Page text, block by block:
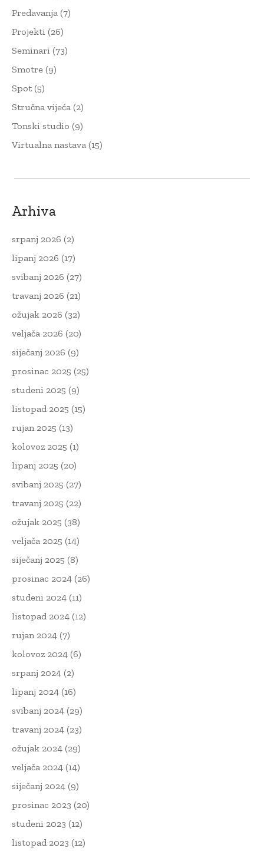
Predavanja (7)
Projekti (26)
Seminari (73)
Smotre (9)
Spot(5)
Stručna vijeća (2)
Tonski studio (9)
Virtualna nastava (15)
Arhiva
srpanj 2026 (2)
lipanj 2026 (17)
svibanj 2026 (27)
travanj 2026 (21)
ožujak 2026 (32)
veljača 2026 (20)
siječanj 2026 (9)
prosinac 2025 (25)
studeni 2025 (9)
listopad 2025 (15)
rujan 2025 (13)
kolovoz 2025 (1)
lipanj 2025 (20)
svibanj 2025 (27)
travanj 2025 (22)
ožujak 2025 (38)
veljača 2025 (14)
siječanj 2025 (8)
prosinac 2024 (26)
studeni 2024 (11)
listopad 2024 (12)
rujan 2024 (7)
kolovoz 2024 (6)
srpanj 2024 (2)
lipanj 2024 (16)
svibanj 2024 (29)
travanj 2024 (23)
ožujak 2024 (29)
veljača 2024 (14)
siječanj 2024 (9)
prosinac 2023 (20)
studeni 2023 (12)
listopad 2023 (12)